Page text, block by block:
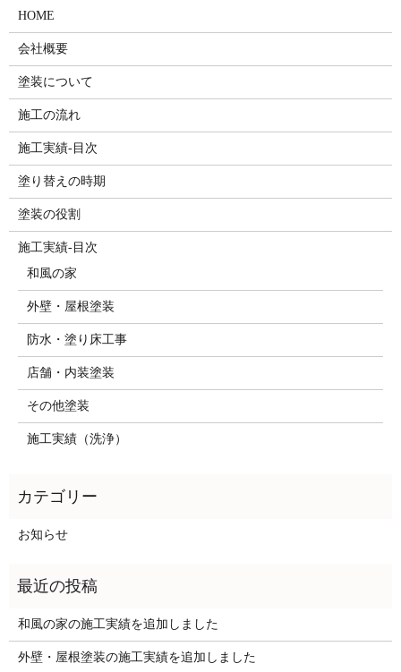
HOME
会社概要
塗装について
施工の流れ
施工実績-目次
塗り替えの時期
塗装の役割
施工実績-目次
和風の家
外壁・屋根塗装
防水・塗り床工事
店舗・内装塗装
その他塗装
施工実績（洗浄）
お知らせ
和風の家の施工実績を追加しました
外壁・屋根塗装の施工実績を追加しました